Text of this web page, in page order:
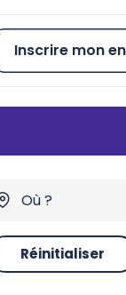
Inscrire mon
Réinitialiser